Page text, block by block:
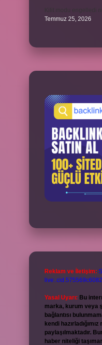
Temmuz 25, 2026
Reklam ve İletişim:
Yasal Uyarı: Bu
marka, kurum veya
bağlantısı
kendi
paylaşılmaktadır.
haber niteliği